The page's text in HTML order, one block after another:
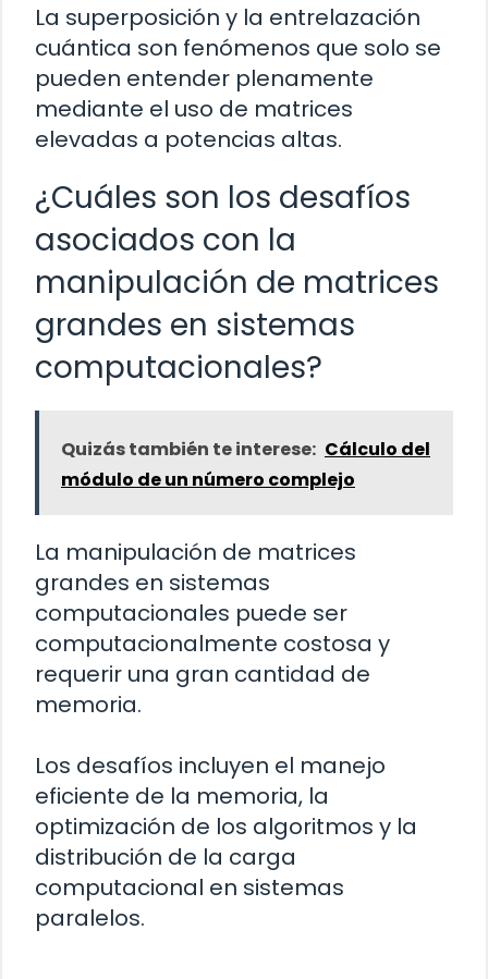
La superposición y la entrelazación
cuántica son fenómenos que solo se
pueden entender plenamente
mediante el uso de matrices
elevadas a potencias altas.
¿Cuáles son los desafíos
asociados con la
manipulación de matrices
grandes en sistemas
computacionales?
Quizás también te interese: Cálculo del
módulo de un número complejo
La manipulación de matrices
grandes en sistemas
computacionales puede ser
computacionalmente costosa y
requerir una gran cantidad de
memoria.
Los desafíos incluyen el manejo
eficiente de la memoria, la
optimización de los algoritmos y la
distribución de la carga
computacional en sistemas
paralelos.